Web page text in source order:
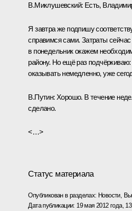
В.Миклушевский: Есть,
Я завтра же подпишу
справимся сами. Затраты
в понедельник окажем
району. Но ещё раз
оказывать немедленно, уже
В.Путин: Хорошо. В течение
сделано.
<…>
Статус материала
Опубликован в разделах: Новости,
Дата публикации: 19 мая 2012 года,